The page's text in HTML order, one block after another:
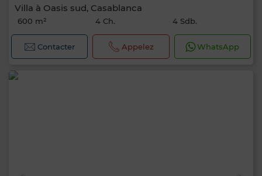
Villa à Oasis sud, Casablanca
600 m² 4 Ch. 4 Sdb.
Contacter Appelez WhatsApp